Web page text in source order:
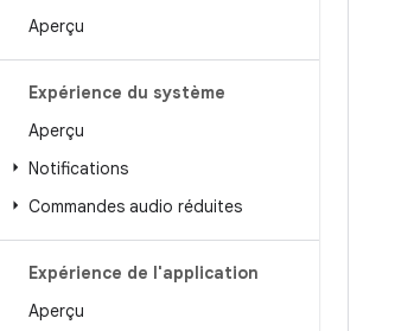
Aperçu
Expérience du système
Aperçu
Notifications
Commandes audio réduites
Expérience de l'application
Aperçu